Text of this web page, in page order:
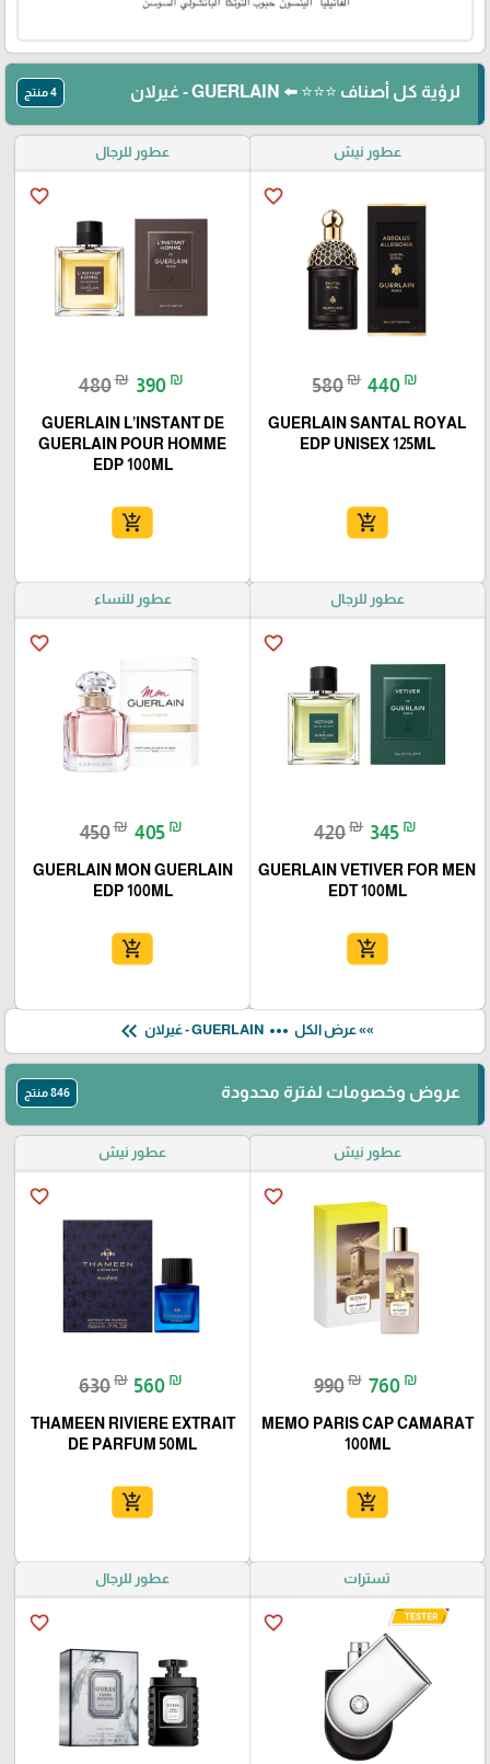
لرؤية كل أصناف ⭐⭐⭐ ⬅️ GUERLAIN - غيرلان 4 منتج
عطور نيش
favorite_border
580₪ 440 ₪
GUERLAIN SANTAL ROYAL
EDP UNISEX 125ML
add_shopping_cart
عطور للرجال
favorite_border
480₪ 390 ₪
GUERLAIN L’INSTANT DE
GUERLAIN POUR HOMME
EDP 100ML
add_shopping_cart
عطور للرجال
favorite_border
420₪ 345 ₪
GUERLAIN VETIVER FOR MEN
EDT 100ML
add_shopping_cart
عطور للنساء
favorite_border
450₪ 405 ₪
GUERLAIN MON GUERLAIN
EDP 100ML
add_shopping_cart
»» عرض الكل more_horiz
keyboard_double_arrow_left
عروض وخصومات لفترة محدودة 846 منتج
عطور نيش
favorite_border
990₪ 760 ₪
MEMO PARIS CAP CAMARAT
100ML
add_shopping_cart
عطور نيش
favorite_border
630₪ 560 ₪
THAMEEN RIVIERE EXTRAIT
DE PARFUM 50ML
add_shopping_cart
تسترات
favorite_border
عطور للرجال
favorite_border